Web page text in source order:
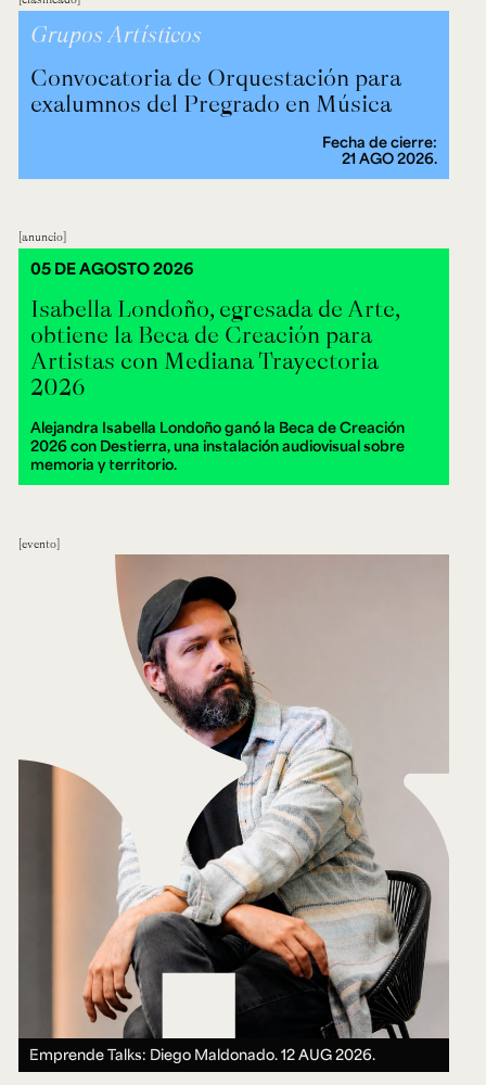
Grupos Artísticos
Convocatoria de Orquestación para
exalumnos del Pregrado en Música
Fecha de cierre:
21 AGO 2026.
anuncio
Isabella Londoño, egresada de Arte,
obtiene la Beca de Creación para
Artistas con Mediana Trayectoria
2026
Alejandra Isabella Londoño ganó la Beca de Creación
2026 con Destierra, una instalación audiovisual sobre
memoria y territorio.
05 DE AGOSTO 2026
evento
Emprende Talks: Diego Maldonado.12 AUG 2026.